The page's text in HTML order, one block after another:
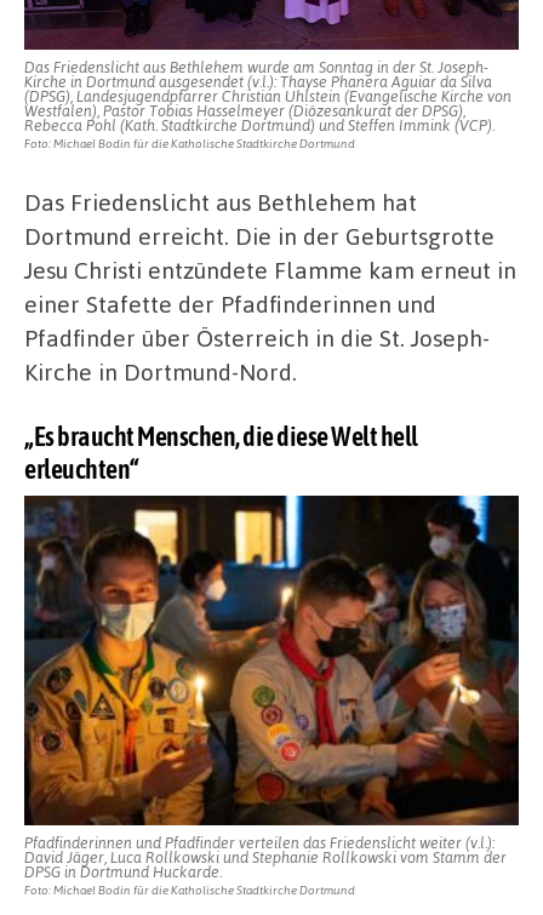
Das Friedenslicht aus Bethlehem wurde am Sonntag in der St. Joseph-
Kirche in Dortmund ausgesendet (v.l.): Thayse Phanera Aguiar da Silva
(DPSG), Landesjugendpfarrer Christian Uhlstein (Evangelische Kirche von
Westfalen), Pastor Tobias Hasselmeyer (Diözesankurat der DPSG),
Rebecca Pohl (Kath. Stadtkirche Dortmund) und Steffen Immink (VCP).
Foto: Michael Bodin für die Katholische Stadtkirche Dortmund
Das Friedenslicht aus Bethlehem hat
Dortmund erreicht. Die in der Geburtsgrotte
Jesu Christi entzündete Flamme kam erneut in
einer Stafette der Pfadfinderinnen und
Pfadfinder über Österreich in die St. Joseph-
Kirche in Dortmund-Nord.
„Es braucht Menschen, die diese Welt hell
erleuchten“
Pfadfinderinnen und Pfadfinder verteilen das Friedenslicht weiter (v.l.):
David Jäger, Luca Rollkowski und Stephanie Rollkowski vom Stamm der
DPSG in Dortmund Huckarde.
Foto: Michael Bodin für die Katholische Stadtkirche Dortmund